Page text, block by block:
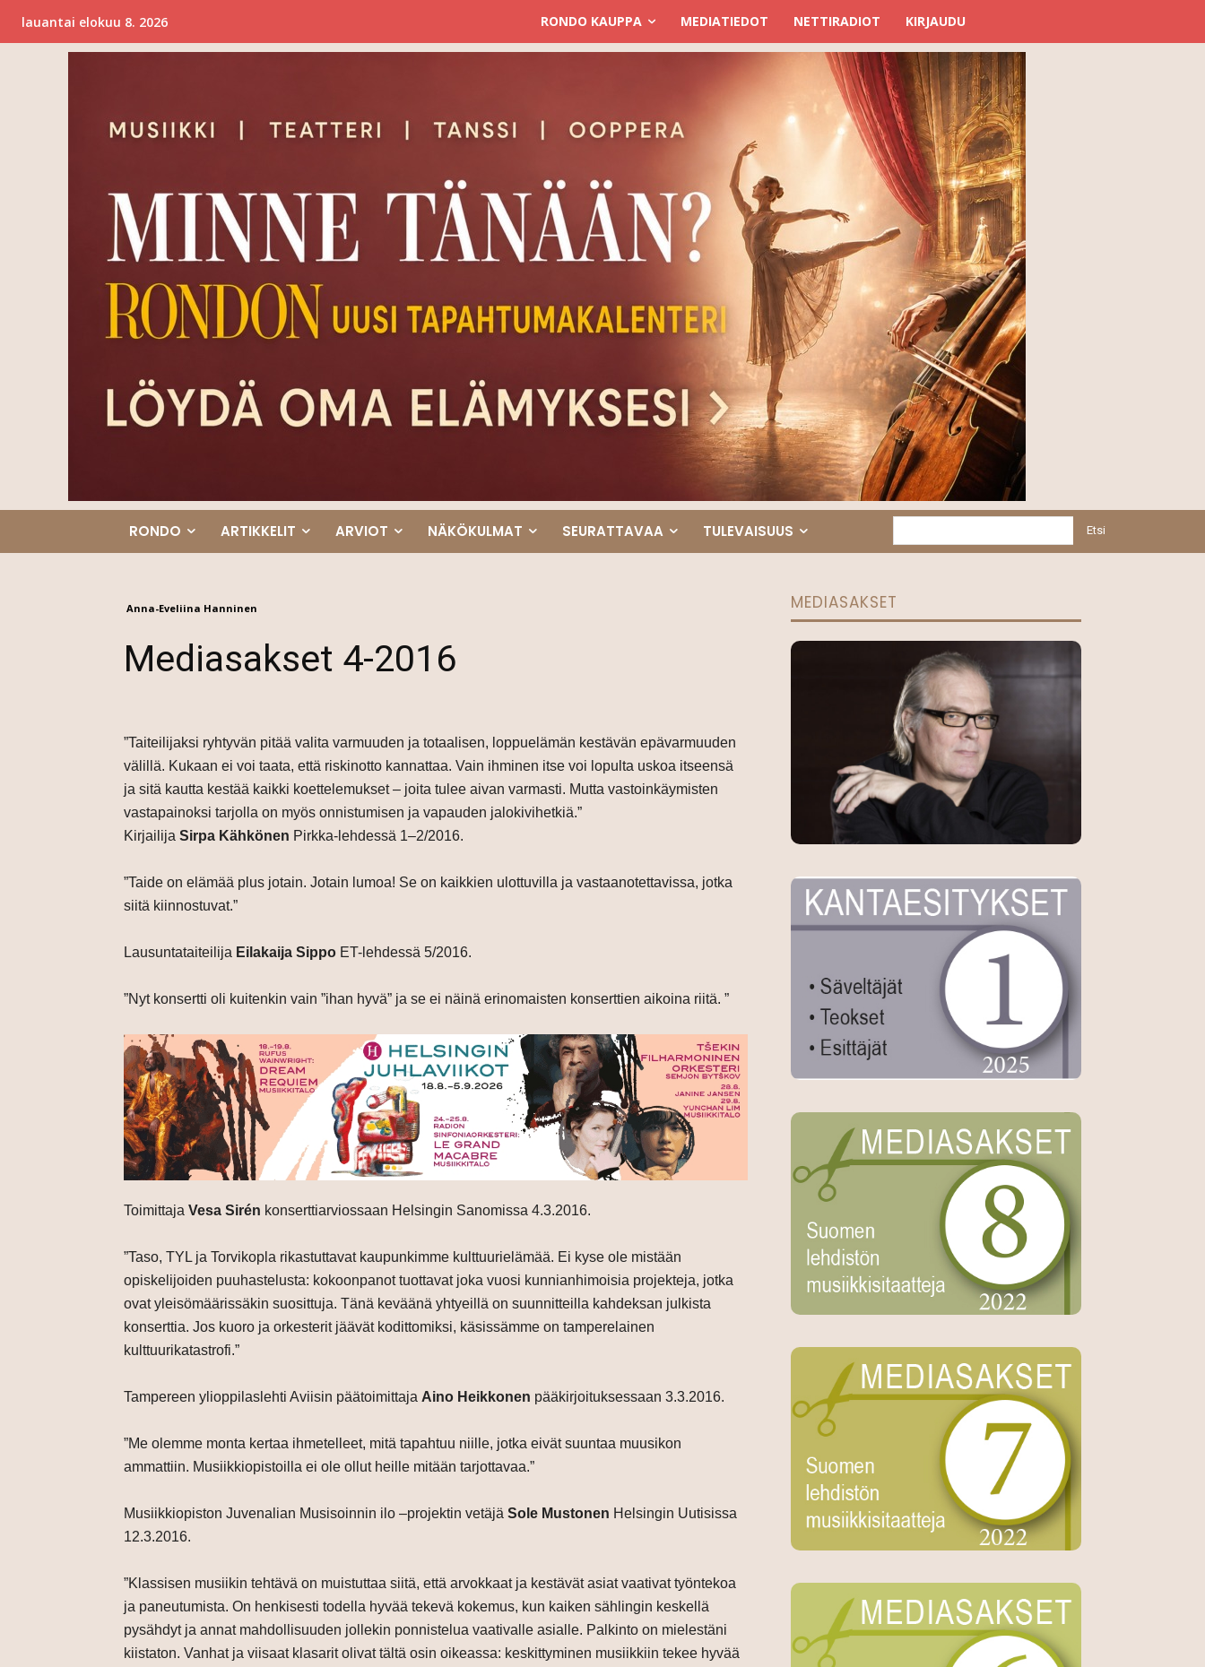
lauantai elokuu 8. 2026 RONDO KAUPPA MEDIATIEDOT NETTIRADIOT KIRJAUDU
RONDO ARTIKKELIT ARVIOT NÄKÖKULMAT SEURATTAVAA TULEVAISUUS Etsi
Anna-Eveliina Hanninen
Mediasakset 4-2016
”Taiteilijaksi ryhtyvän pitää valita varmuuden ja totaalisen, loppuelämän kestävän epävarmuuden
välillä. Kukaan ei voi taata, että riskinotto kannattaa. Vain ihminen itse voi lopulta uskoa itseensä
ja sitä kautta kestää kaikki koettelemukset – joita tulee aivan varmasti. Mutta vastoinkäymisten
vastapainoksi tarjolla on myös onnistumisen ja vapauden jalokivihetkiä.”
Kirjailija Sirpa Kähkönen Pirkka-lehdessä 1–2/2016.
”Taide on elämää plus jotain. Jotain lumoa! Se on kaikkien ulottuvilla ja vastaanotettavissa, jotka
siitä kiinnostuvat.”
Lausuntataiteilija Eilakaija Sippo ET-lehdessä 5/2016.
”Nyt konsertti oli kuitenkin vain ”ihan hyvä” ja se ei näinä erinomaisten konserttien aikoina riitä. ”
Toimittaja Vesa Sirén konserttiarviossaan Helsingin Sanomissa 4.3.2016.
”Taso, TYL ja Torvikopla rikastuttavat kaupunkimme kulttuurielämää. Ei kyse ole mistään
opiskelijoiden puuhastelusta: kokoonpanot tuottavat joka vuosi kunnianhimoisia projekteja, jotka
ovat yleisömäärissäkin suosittuja. Tänä keväänä yhtyeillä on suunnitteilla kahdeksan julkista
konserttia. Jos kuoro ja orkesterit jäävät kodittomiksi, käsissämme on tamperelainen
kulttuurikatastrofi.”
Tampereen ylioppilaslehti Aviisin päätoimittaja Aino Heikkonen pääkirjoituksessaan 3.3.2016.
”Me olemme monta kertaa ihmetelleet, mitä tapahtuu niille, jotka eivät suuntaa muusikon
ammattiin. Musiikkiopistoilla ei ole ollut heille mitään tarjottavaa.”
Musiikkiopiston Juvenalian Musisoinnin ilo –projektin vetäjä Sole Mustonen Helsingin Uutisissa
12.3.2016.
”Klassisen musiikin tehtävä on muistuttaa siitä, että arvokkaat ja kestävät asiat vaativat työntekoa
ja paneutumista. On henkisesti todella hyvää tekevä kokemus, kun kaiken sählingin keskellä
pysähdyt ja annat mahdollisuuden jollekin ponnistelua vaativalle asialle. Palkinto on mielestäni
kiistaton. Vanhat ja viisaat klasarit olivat tältä osin oikeassa: keskittyminen musiikkiin tekee hyvää
MEDIASAKSET